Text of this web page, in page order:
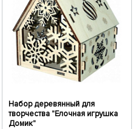
Набор деревянный для
творчества "Елочная игрушка
Домик"